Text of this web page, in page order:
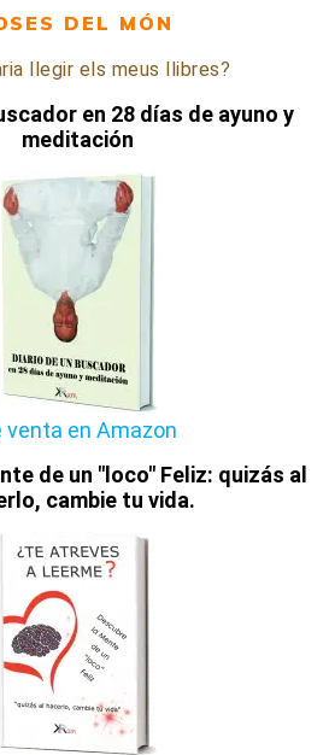
DEL MÓN
llegir els meus llibres?
en 28 días de ayuno y
meditación
venta en Amazon
de un "loco" Feliz: quizás al
cambie tu vida.